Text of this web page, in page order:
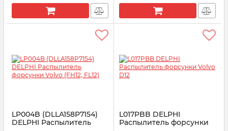
LP004B (DLLA158P7154)
DELPHI Распылитель
L017PBB DELPHI
Распылитель форсунки